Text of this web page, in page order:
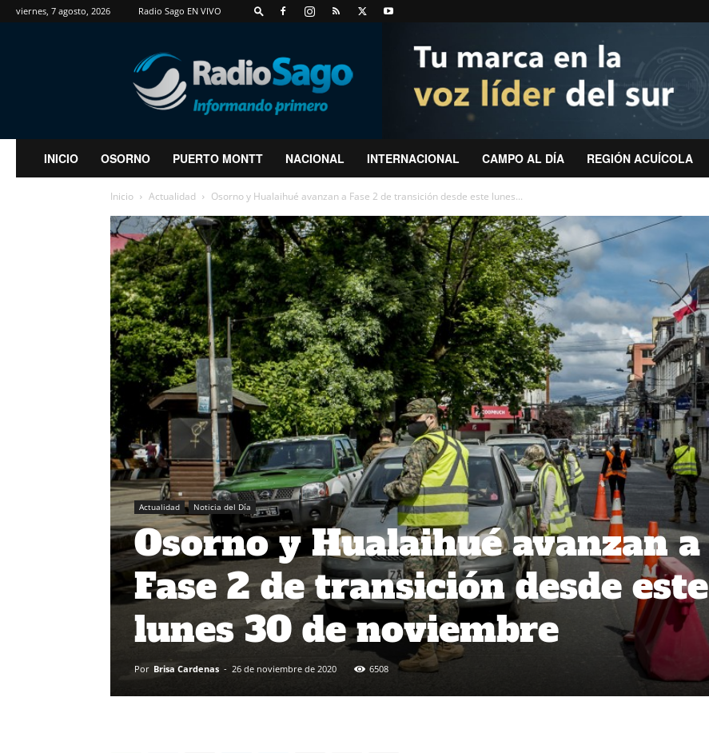
viernes, 7 agosto, 2026 Radio Sago EN VIVO
RadioSago
INICIO OSORNO PUERTO MONTT NACIONAL INTERNACIONAL CAMPO AL DÍA REGIÓN ACUÍCOLA
Inicio Actualidad Osorno y Hualaihué avanzan a Fase 2 de transición desde este lunes...
Actualidad Noticia del Día
Osorno y Hualaihué avanzan a
Fase 2 de transición desde este
lunes 30 de noviembre
Por Brisa Cardenas - 26 de noviembre de 2020 6508